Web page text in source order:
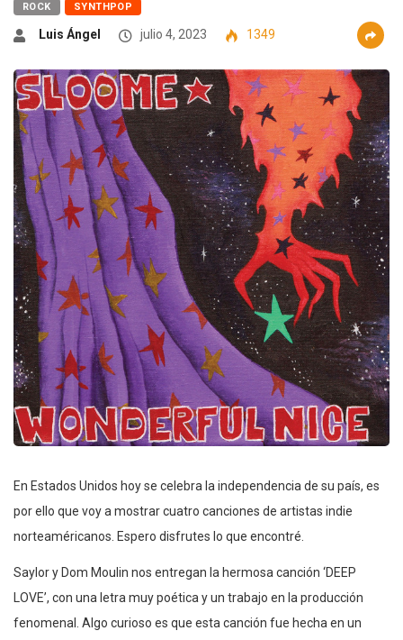
ROCK SYNTHPOP
Luis Ángel julio 4, 2023 1349
En Estados Unidos hoy se celebra la independencia de su país, es
por ello que voy a mostrar cuatro canciones de artistas indie
norteaméricanos. Espero disfrutes lo que encontré.
Saylor y Dom Moulin nos entregan la hermosa canción ‘DEEP
LOVE’, con una letra muy poética y un trabajo en la producción
fenomenal. Algo curioso es que esta canción fue hecha en un